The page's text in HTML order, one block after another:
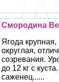
Смородина
Ягода крупная,
округлая,
созревания.
до 12 кг с
саженец......